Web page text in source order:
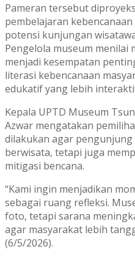
Pameran tersebut
pembelajaran
potensi kunjungan
Pengelola museum
menjadi kesempatan
literasi kebencanaan
edukatif yang lebih
Kepala UPTD Museum
Azwar mengatakan
dilakukan agar
berwisata, tetapi juga
mitigasi bencana.
“Kami ingin menjadikan
sebagai ruang refleksi.
foto, tetapi sarana
agar masyarakat lebih
(6/5/2026).